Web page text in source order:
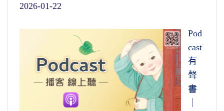
2026-01-22
Pod
cast
有
聲
書